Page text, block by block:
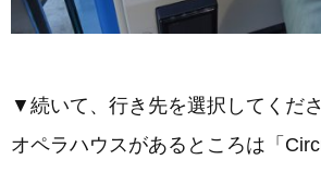
▼続いて、行き先を選択してくださ
オペラハウスがあるところは「